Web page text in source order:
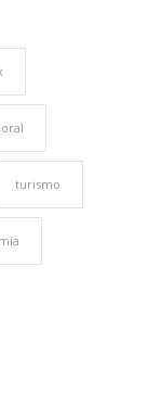
turismo